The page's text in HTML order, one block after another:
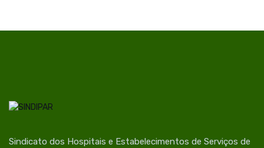
Sindicato dos Hospitais e Estabelecimentos de Serviços de